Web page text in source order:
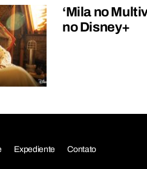
‘Mila no
no Disney+
Expediente Contato